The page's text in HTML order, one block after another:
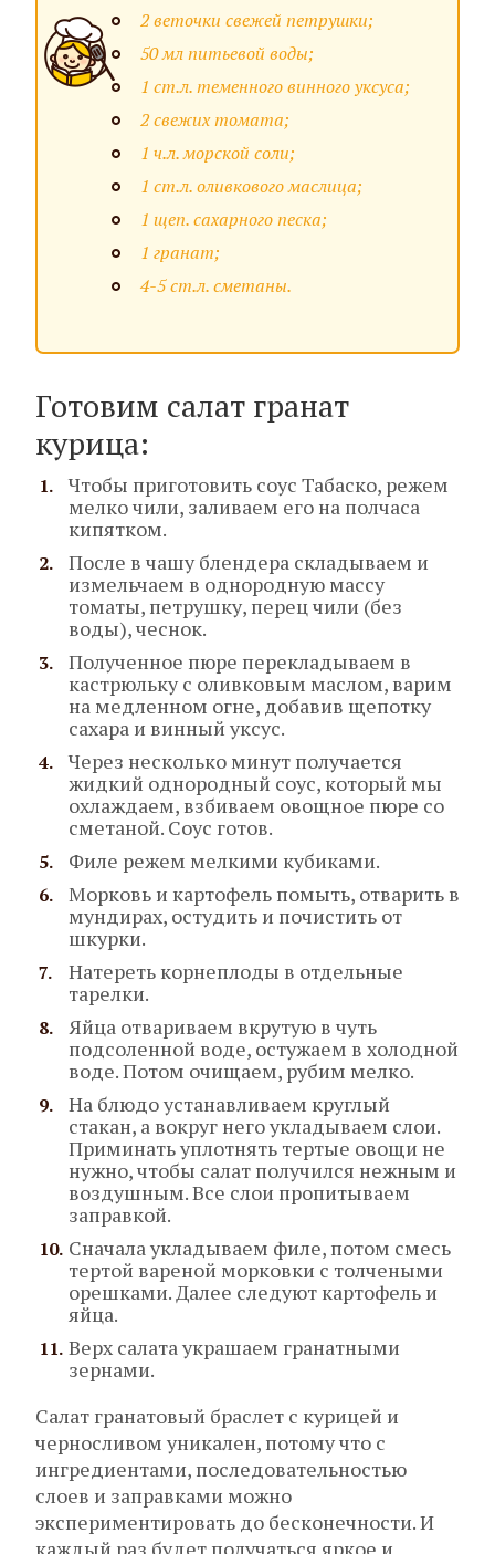
2 веточки свежей петрушки;
50 мл питьевой воды;
1 ст.л. теменного винного уксуса;
2 свежих томата;
1 ч.л. морской соли;
1 ст.л. оливкового маслица;
1 щеп. сахарного песка;
1 гранат;
4-5 ст.л. сметаны.
Готовим салат гранат
курица:
Чтобы приготовить соус Табаско, режем
мелко чили, заливаем его на полчаса
кипятком.
После в чашу блендера складываем и
измельчаем в однородную массу
томаты, петрушку, перец чили (без
воды), чеснок.
Полученное пюре перекладываем в
кастрюльку с оливковым маслом, варим
на медленном огне, добавив щепотку
сахара и винный уксус.
Через несколько минут получается
жидкий однородный соус, который мы
охлаждаем, взбиваем овощное пюре со
сметаной. Соус готов.
Филе режем мелкими кубиками.
Морковь и картофель помыть, отварить в
мундирах, остудить и почистить от
шкурки.
Натереть корнеплоды в отдельные
тарелки.
Яйца отвариваем вкрутую в чуть
подсоленной воде, остужаем в холодной
воде. Потом очищаем, рубим мелко.
На блюдо устанавливаем круглый
стакан, а вокруг него укладываем слои.
Приминать уплотнять тертые овощи не
нужно, чтобы салат получился нежным и
воздушным. Все слои пропитываем
заправкой.
Сначала укладываем филе, потом смесь
тертой вареной морковки с толчеными
орешками. Далее следуют картофель и
яйца.
Верх салата украшаем гранатными
зернами.
Салат гранатовый браслет с курицей и
черносливом уникален, потому что с
ингредиентами, последовательностью
слоев и заправками можно
экспериментировать до бесконечности. И
каждый раз будет получаться яркое и